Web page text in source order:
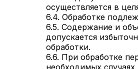
осуществляется в
6.4. Обработке
6.5. Содержание и
допускается
обработки.
6.6. При обработке
необходимых